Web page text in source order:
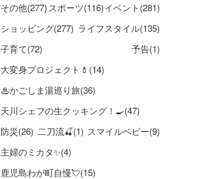
その他(277) スポーツ(116)イベント(281)
ショッピング(277) ライフスタイル(135)
子育て(72)
予告(1)
大変身プロジェクト💄(14)
♨かごしま湯巡り旅(36)
天川シェフの生クッキング！🍳(47)
防災(26) 二刀流🍒(1) スマイルベビー(9)
主婦のミカタ✨(4)
鹿児島わが町自慢💘(15)